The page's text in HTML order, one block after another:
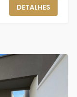
DETALHES